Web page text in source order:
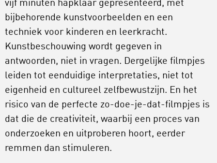
vijf minuten hapklaar gepresenteerd, met
bijbehorende kunstvoorbeelden en een
techniek voor kinderen en leerkracht.
Kunstbeschouwing wordt gegeven in
antwoorden, niet in vragen. Dergelijke filmpjes
leiden tot eenduidige interpretaties, niet tot
eigenheid en cultureel zelfbewustzijn. En het
risico van de perfecte zo-doe-je-dat-filmpjes is
dat die de creativiteit, waarbij een proces van
onderzoeken en uitproberen hoort, eerder
remmen dan stimuleren.